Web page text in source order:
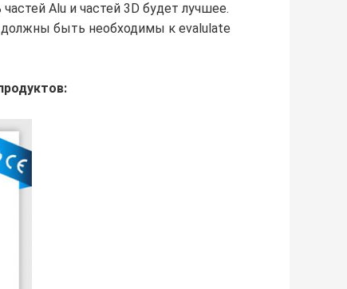
Alu и частей 3D будет лучшее.
должны быть необходимы к evalulate